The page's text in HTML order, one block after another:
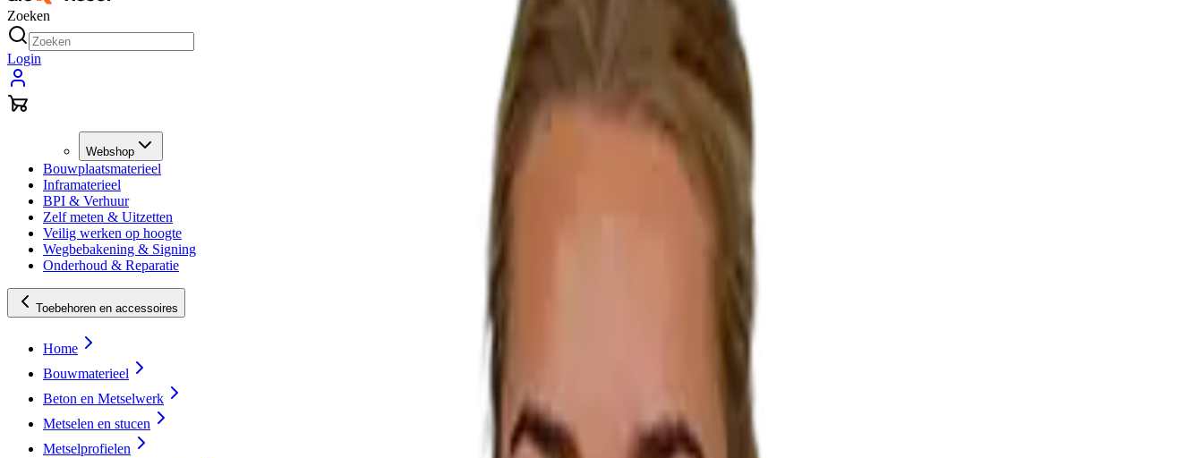
Zoeken
Login
Webshop
Bouwplaatsmaterieel
Inframaterieel
BPI & Verhuur
Zelf meten & Uitzetten
Veilig werken op hoogte
Wegbebakening & Signing
Onderhoud & Reparatie
Toebehoren en accessoires
Home
Bouwmaterieel
Beton en Metselwerk
Metselen en stucen
Metselprofielen